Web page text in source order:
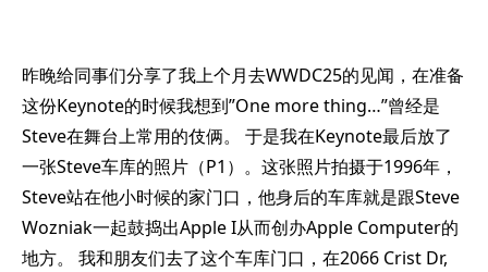
昨晚给同事们分享了我上个月去WWDC25的见闻，在准备
这份Keynote的时候我想到”One more thing…”曾经是
Steve在舞台上常用的伎俩。 于是我在Keynote最后放了
一张Steve车库的照片（P1）。这张照片拍摄于1996年，
Steve站在他小时候的家门口，他身后的车库就是跟Steve
Wozniak一起鼓捣出Apple I从而创办Apple Computer的
地方。 我和朋友们去了这个车库门口，在2066 Crist Dr,